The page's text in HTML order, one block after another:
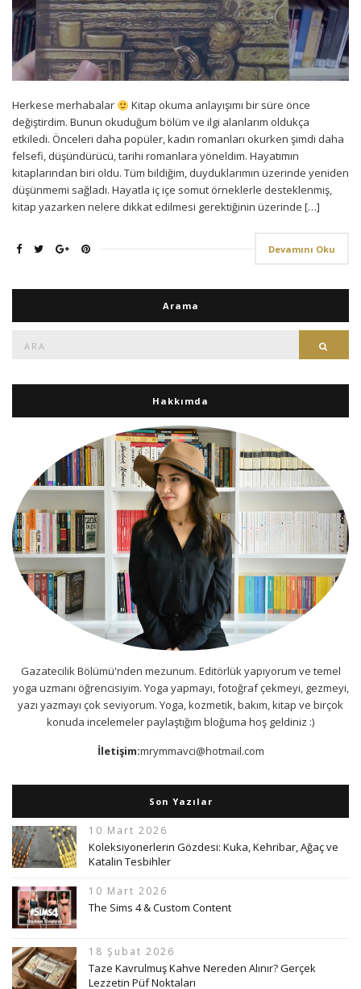
Herkese merhabalar
Kitap okuma anlayışımı bir süre önce
değiştirdim. Bunun okuduğum bölüm ve ilgi alanlarım oldukça
etkiledi. Önceleri daha popüler, kadın romanları okurken şimdi daha
felsefi, düşündürücü, tarihi romanlara yöneldim. Hayatımın
kitaplarından biri oldu. Tüm bildiğim, duyduklarımın üzerinde yeniden
düşünmemi sağladı. Hayatla iç içe somut örneklerle desteklenmiş,
kitap yazarken nelere dikkat edilmesi gerektiğinin üzerinde […]
Devamını Oku
Arama
Hakkımda
Gazatecilik Bölümü'nden mezunum. Editörlük yapıyorum ve temel
yoga uzmanı öğrencisiyim. Yoga yapmayı, fotoğraf çekmeyi, gezmeyi,
yazı yazmayı çok seviyorum. Yoga, kozmetik, bakım, kitap ve birçok
konuda incelemeler paylaştığım bloğuma hoş geldiniz :)
İletişim:mrymmavci@hotmail.com
Son Yazılar
10 Mart 2026
Koleksiyonerlerin Gözdesi: Kuka, Kehribar, Ağaç ve
Katalin Tesbihler
10 Mart 2026
The Sims 4 & Custom Content
18 Şubat 2026
Taze Kavrulmuş Kahve Nereden Alınır? Gerçek
Lezzetin Püf Noktaları